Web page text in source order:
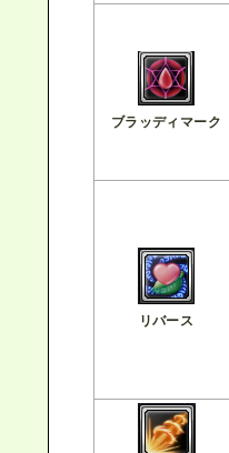
ブラッディマーク
リバース